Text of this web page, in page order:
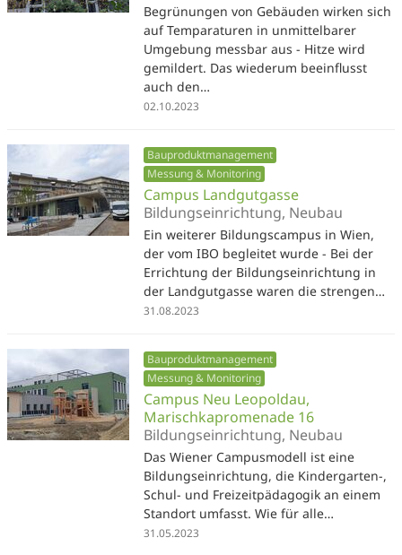
Begrünungen von Gebäuden wirken sich
auf Temparaturen in unmittelbarer
Umgebung messbar aus - Hitze wird
gemildert. Das wiederum beeinflusst
auch den…
02.10.2023
Bauproduktmanagement
Messung & Monitoring
Campus Landgutgasse
Bildungseinrichtung, Neubau
Ein weiterer Bildungscampus in Wien,
der vom IBO begleitet wurde - Bei der
Errichtung der Bildungseinrichtung in
der Landgutgasse waren die strengen…
31.08.2023
Bauproduktmanagement
Messung & Monitoring
Campus Neu Leopoldau,
Marischkapromenade 16
Bildungseinrichtung, Neubau
Das Wiener Campusmodell ist eine
Bildungseinrichtung, die Kindergarten-,
Schul- und Freizeitpädagogik an einem
Standort umfasst. Wie für alle…
31.05.2023